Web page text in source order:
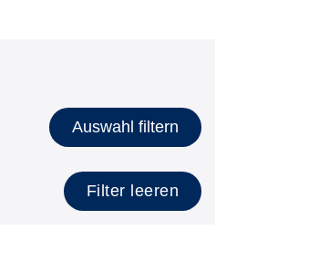
Auswahl filtern
Filter leeren